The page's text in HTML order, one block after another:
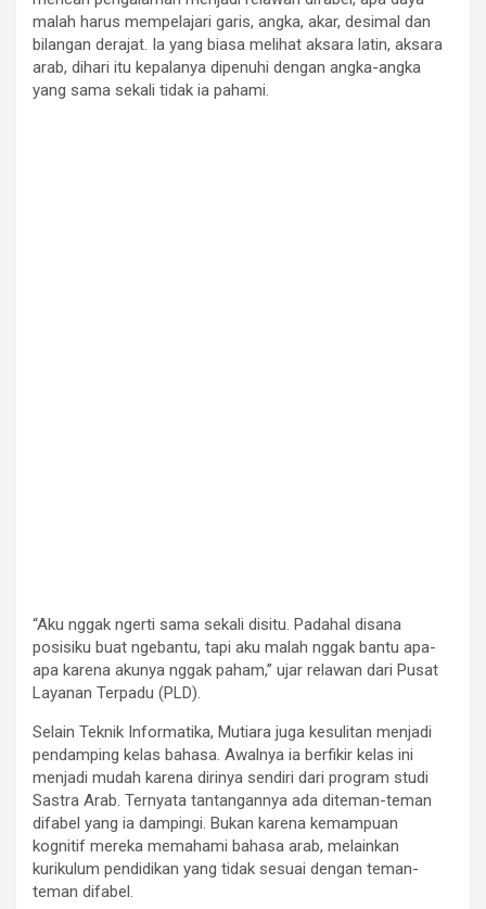
malah harus mempelajari garis, angka, akar, desimal dan
bilangan derajat. Ia yang biasa melihat aksara latin, aksara
arab, dihari itu kepalanya dipenuhi dengan angka-angka
yang sama sekali tidak ia pahami.
“Aku nggak ngerti sama sekali disitu. Padahal disana
posisiku buat ngebantu, tapi aku malah nggak bantu apa-
apa karena akunya nggak paham,” ujar relawan dari Pusat
Layanan Terpadu (PLD).
Selain Teknik Informatika, Mutiara juga kesulitan menjadi
pendamping kelas bahasa. Awalnya ia berfikir kelas ini
menjadi mudah karena dirinya sendiri dari program studi
Sastra Arab. Ternyata tantangannya ada diteman-teman
difabel yang ia dampingi. Bukan karena kemampuan
kognitif mereka memahami bahasa arab, melainkan
kurikulum pendidikan yang tidak sesuai dengan teman-
teman difabel.